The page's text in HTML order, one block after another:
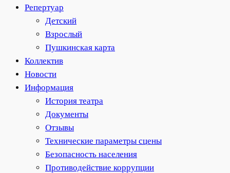
Репертуар
Детский
Взрослый
Пушкинская карта
Коллектив
Новости
Информация
История театра
Документы
Отзывы
Технические параметры сцены
Безопасность населения
Противодействие коррупции